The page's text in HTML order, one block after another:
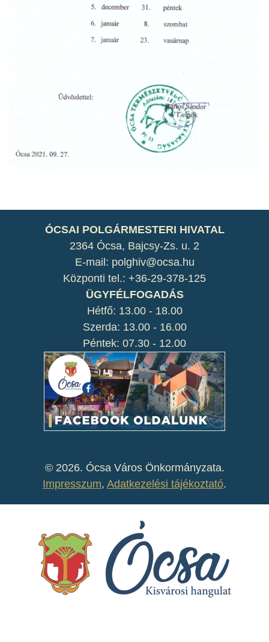
ÓCSAI POLGÁRMESTERI HIVATAL
2364 Ócsa, Bajcsy-Zs. u. 2
E-mail: polghiv@ocsa.hu
Központi tel.: +36-29-378-125
ÜGYFÉLFOGADÁS
Hétfő: 13.00 - 18.00
Szerda: 13.00 - 16.00
Péntek: 07.30 - 12.00
© 2026. Ócsa Város Önkormányzata.
Impresszum, Adatkezelési tájékoztató.